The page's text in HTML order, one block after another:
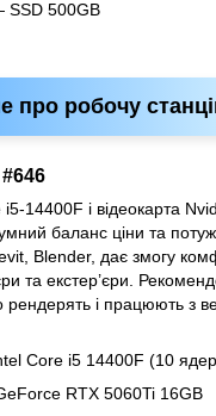
500GB
про робочу
14400F і відеокарта
баланс ціни та
Blender, дає змогу
та екстер’єри.
рендерять і працюють з
Core i5 14400F (10 ядер
RTX 5060Ti 16GB